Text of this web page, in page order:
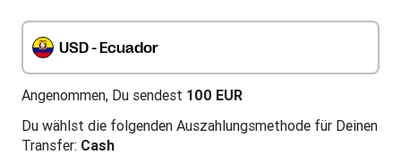
USD - Ecuador
Angenommen, Du sendest 100 EUR
Du wählst die folgenden Auszahlungsmethode für Deinen
Transfer: Cash